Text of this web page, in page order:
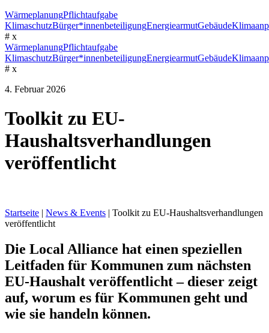
WärmeplanungPflichtaufgabe
KlimaschutzBürger*innenbeteiligungEnergiearmutGebäude
# x
WärmeplanungPflichtaufgabe
KlimaschutzBürger*innenbeteiligungEnergiearmutGebäude
# x
4. Februar 2026
Toolkit zu EU-
Haushaltsverhandlungen
veröffentlicht
Startseite | News & Events | Toolkit zu EU-Haushaltsverhandlungen
veröffentlicht
Die Local Alliance hat einen speziellen
Leitfaden für Kommunen zum nächsten
EU-Haushalt veröffentlicht – dieser zeigt
auf, worum es für Kommunen geht und
wie sie handeln können.